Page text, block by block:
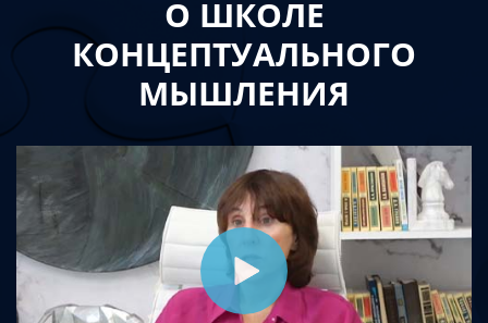
О ШКОЛЕ
КОНЦЕПТУАЛЬНОГО
МЫШЛЕНИЯ